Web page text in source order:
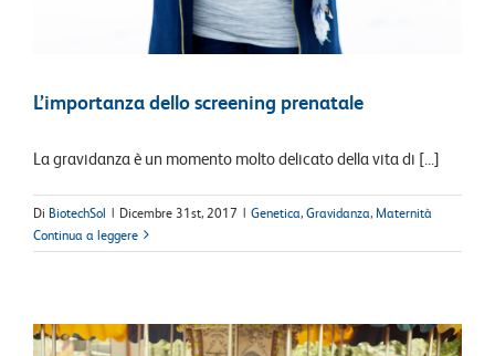
L’importanza dello screening prenatale
La gravidanza è un momento molto delicato della vita di [...]
Di BiotechSol | Dicembre 31st, 2017 | Genetica,Gravidanza, Maternità
Continua a leggere